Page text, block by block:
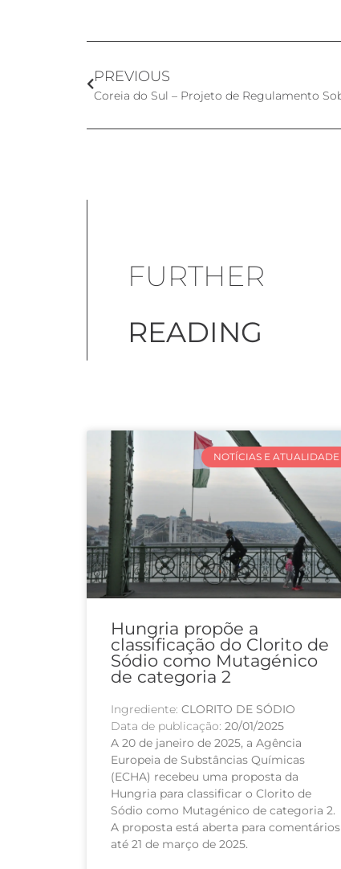
PREVIOUS
FURTHER
READING
NOTÍCIAS E ATUALIDADE
Hungria propõe a
classificação do Clorito de
Sódio como Mutagénico
de categoria 2
Ingrediente: CLORITO DE SÓDIO
Data de publicação: 20/01/2025
A 20 de janeiro de 2025, a Agência
Europeia de Substâncias Químicas
(ECHA) recebeu uma proposta da
Hungria para classificar o Clorito de
Sódio como Mutagénico de categoria 2.
A proposta está aberta para comentários
até 21 de março de 2025.